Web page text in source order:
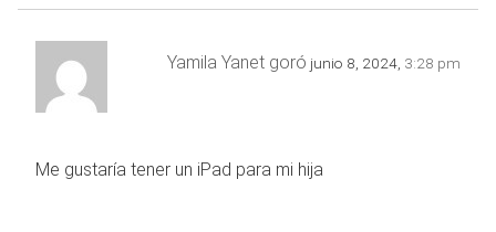
Yamila Yanet goró junio 8, 2024, 3:28 pm
Me gustaría tener un iPad para mi hija